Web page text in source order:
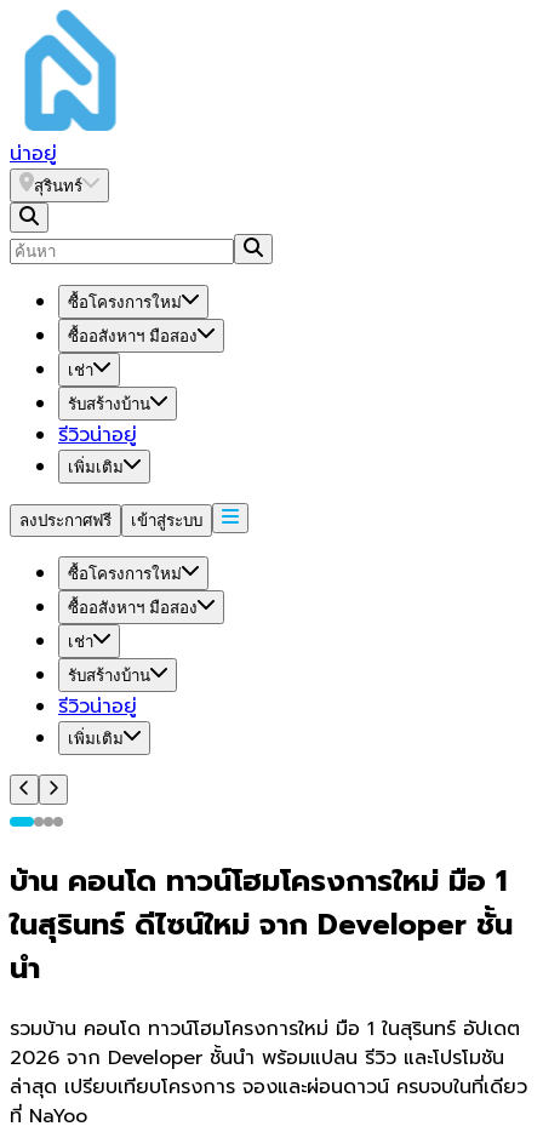
น่าอยู่
สุรินทร์
ซื้อโครงการใหม่
ซื้ออสังหาฯ มือสอง
เช่า
รับสร้างบ้าน
รีวิวน่าอยู่
เพิ่มเติม
ลงประกาศฟรี เข้าสู่ระบบ
ซื้อโครงการใหม่
ซื้ออสังหาฯ มือสอง
เช่า
รับสร้างบ้าน
รีวิวน่าอยู่
เพิ่มเติม
บ้าน คอนโด ทาวน์โฮมโครงการใหม่ มือ 1
ในสุรินทร์ ดีไซน์ใหม่ จาก Developer ชั้น
นำ
รวมบ้าน คอนโด ทาวน์โฮมโครงการใหม่ มือ 1 ในสุรินทร์ อัปเดต
2026 จาก Developer ชั้นนำ พร้อมแปลน รีวิว และโปรโมชัน
ล่าสุด เปรียบเทียบโครงการ จองและผ่อนดาวน์ ครบจบในที่เดียว
ที่ NaYoo